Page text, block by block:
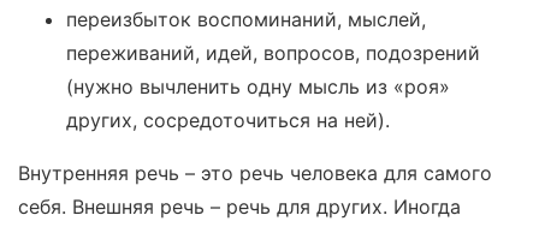
переизбыток воспоминаний, мыслей,
переживаний, идей, вопросов, подозрений
(нужно вычленить одну мысль из «роя»
других, сосредоточиться на ней).
Внутренняя речь – это речь человека для самого
себя. Внешняя речь – речь для других. Иногда